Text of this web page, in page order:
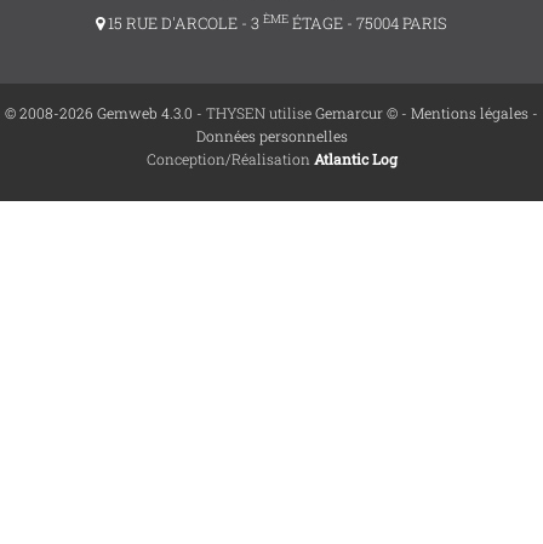
15 RUE D'ARCOLE - 3 ÈME ÉTAGE - 75004 PARIS
© 2008-2026 Gemweb 4.3.0 - THYSEN utiliseGemarcur © - Mentions légales -
Données personnelles
Conception/Réalisation Atlantic Log